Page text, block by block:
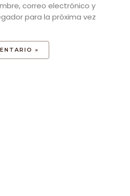
correo electrónico y
para la próxima vez